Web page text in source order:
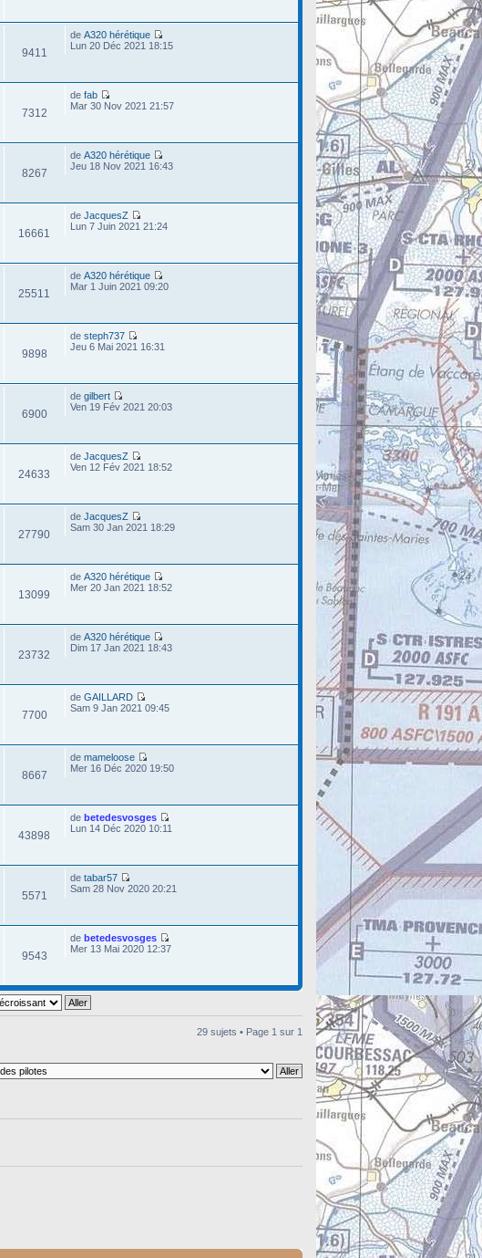
9411
de A320 hérétique
Lun 20 Déc 2021 18:15
7312
de fab
Mar 30 Nov 2021 21:57
8267
de A320 hérétique
Jeu 18 Nov 2021 16:43
16661
de JacquesZ
Lun 7 Juin 2021 21:24
25511
de A320 hérétique
Mar 1 Juin 2021 09:20
9898
de steph737
Jeu 6 Mai 2021 16:31
6900
de gilbert
Ven 19 Fév 2021 20:03
24633
de JacquesZ
Ven 12 Fév 2021 18:52
27790
de JacquesZ
Sam 30 Jan 2021 18:29
13099
de A320 hérétique
Mer 20 Jan 2021 18:52
23732
de A320 hérétique
Dim 17 Jan 2021 18:43
7700
de GAILLARD
Sam 9 Jan 2021 09:45
8667
de mameloose
Mer 16 Déc 2020 19:50
43898
de betedesvosges
Lun 14 Déc 2020 10:11
5571
de tabar57
Sam 28 Nov 2020 20:21
9543
de betedesvosges
Mer 13 Mai 2020 12:37
29 sujets • Page 1 sur 1